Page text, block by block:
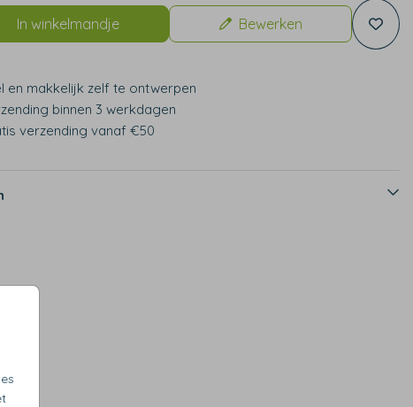
In winkelmandje Bewerken
en makkelijk zelf te ontwerpen
binnen 3 werkdagen
verzending vanaf €50